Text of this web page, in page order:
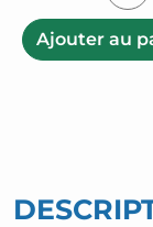
Ajouter au